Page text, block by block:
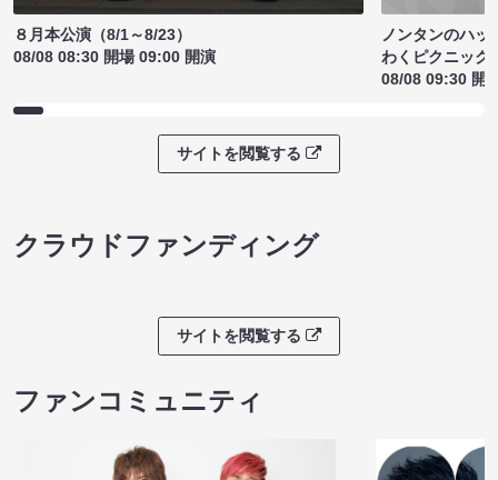
８月本公演（8/1～8/23）
08/08 08:30 開場 09:00 開演
ノンタンのハッ
わくピクニック
08/08 09:30 開
サイトを閲覧する
クラウドファンディング
サイトを閲覧する
ファンコミュニティ